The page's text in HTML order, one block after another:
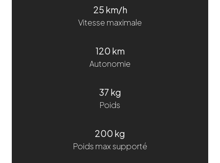
25 km/h
Vitesse maximale
120 km
Autonomie
37 kg
Poids
200 kg
Poids max supporté